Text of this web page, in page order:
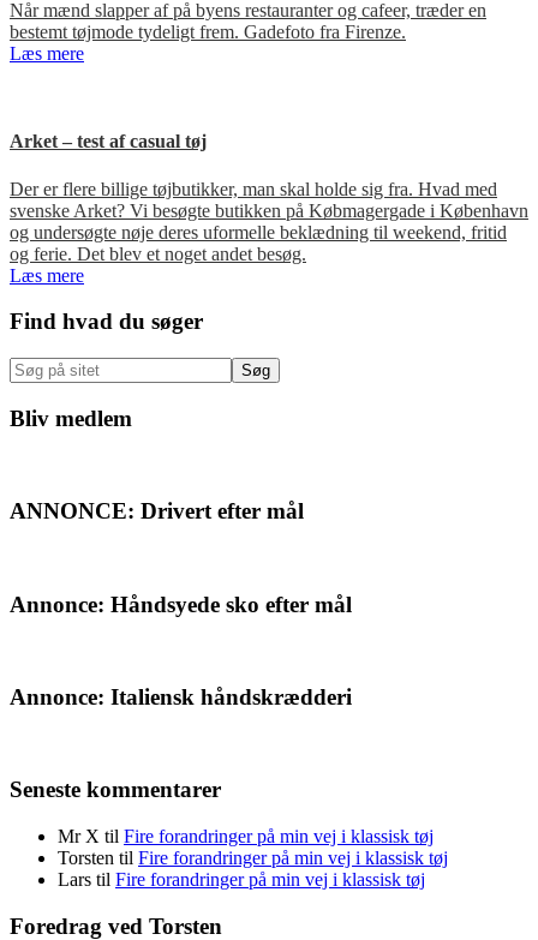
Når mænd slapper af på byens restauranter og cafeer, træder en
bestemt tøjmode tydeligt frem. Gadefoto fra Firenze.
Læs mere
Arket – test af casual tøj
Der er flere billige tøjbutikker, man skal holde sig fra. Hvad med
svenske Arket? Vi besøgte butikken på Købmagergade i København
og undersøgte nøje deres uformelle beklædning til weekend, fritid
og ferie. Det blev et noget andet besøg.
Læs mere
Primær
Sidebar
Find hvad du søger
Søg
på
sitet
Bliv medlem
ANNONCE: Drivert efter mål
Annonce: Håndsyede sko efter mål
Annonce: Italiensk håndskrædderi
Seneste kommentarer
Mr X til Fire forandringer på min vej i klassisk tøj
Torsten til Fire forandringer på min vej i klassisk tøj
Lars til Fire forandringer på min vej i klassisk tøj
Foredrag ved Torsten